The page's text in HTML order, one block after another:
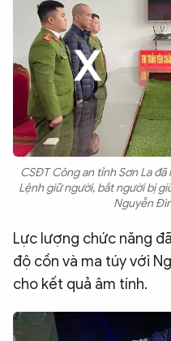
CSĐT Công an tỉnh Sơn La
Lệnh giữ người, bắt người bị
Nguyễn
Lực lượng chức năng
độ cồn và ma túy với
cho kết quả âm tính.